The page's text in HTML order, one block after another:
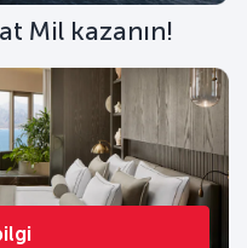
Mil kazanın!